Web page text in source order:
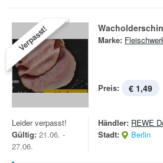
Verpasst! Marke:
Preis: € 1,49
Leider verpasst!
Gültig: 21.06. -
27.06.
Händler: REWE
Stadt:
Berlin